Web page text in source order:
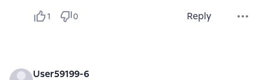
1 0 Reply
User59199-6